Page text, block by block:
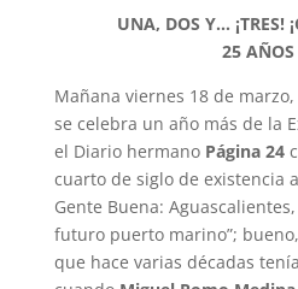
UNA, DOS Y… ¡TRES!
25
Mañana viernes 18 de
se celebra un año más de la
el Diario hermano Página 24
cuarto de siglo de existencia
Gente Buena:
futuro puerto marino”;
que hace varias décadas